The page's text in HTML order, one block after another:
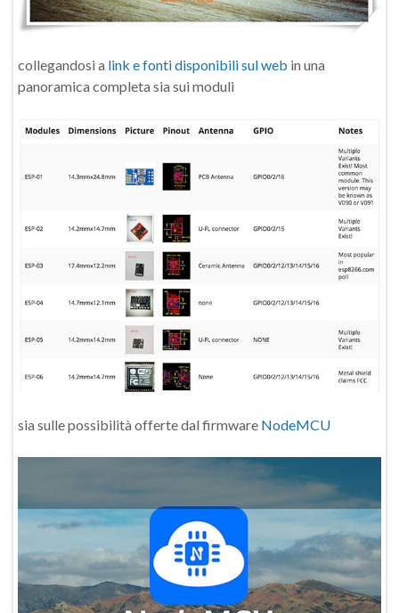
collegandosi a link e fonti disponibili sul web in una
panoramica completa sia sui moduli
sia sulle possibilità offerte dal firmware NodeMCU